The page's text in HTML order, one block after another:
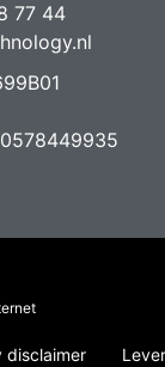
77 44
disclaimer